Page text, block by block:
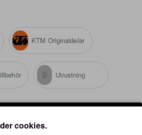
KTM Originaldelar
Utrustning
cookies.